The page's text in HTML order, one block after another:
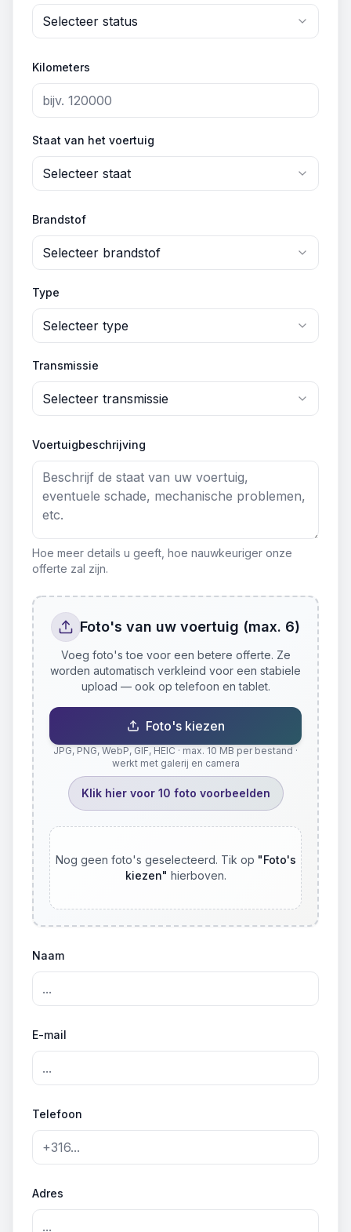
Selecteer status
Kilometers
Staat van het voertuig
Selecteer staat
Brandstof
Selecteer brandstof
Type
Selecteer type
Transmissie
Selecteer transmissie
Voertuigbeschrijving
Hoe meer details u geeft, hoe nauwkeuriger onze
offerte zal zijn.
Foto's van uw voertuig (max. 6)
Voeg foto's toe voor een betere offerte. Ze
worden automatisch verkleind voor een stabiele
upload — ook op telefoon en tablet.
Foto's kiezen
JPG, PNG, WebP, GIF, HEIC · max. 10 MB per bestand ·
werkt met galerij en camera
Klik hier voor 10 foto voorbeelden
Nog geen foto's geselecteerd. Tik op "Foto's
kiezen" hierboven.
Naam
E-mail
Telefoon
Adres